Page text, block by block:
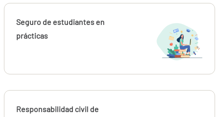
Seguro de estudiantes en
prácticas
Responsabilidad civil de